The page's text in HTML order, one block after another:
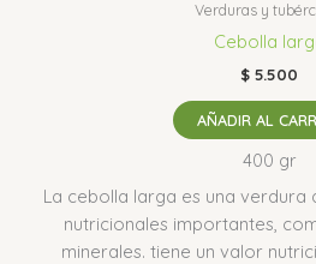
Verduras y
Cebolla
$ 5.500
AÑADIR AL
400 gr
La cebolla larga es una
nutricionales importantes,
minerales. tiene un valor